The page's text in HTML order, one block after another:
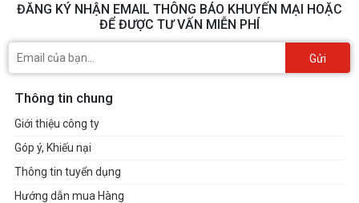
ĐĂNG KÝ NHẬN EMAIL THÔNG BÁO KHUYẾN MẠI HOẶC
ĐỂ ĐƯỢC TƯ VẤN MIỄN PHÍ
Gửi
Thông tin chung
Giới thiệu công ty
Góp ý, Khiếu nại
Thông tin tuyển dụng
Hướng dẫn mua Hàng